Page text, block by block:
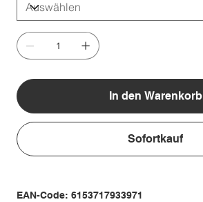
In den Warenkorb
Sofortkauf
EAN-Code: 6153717933971